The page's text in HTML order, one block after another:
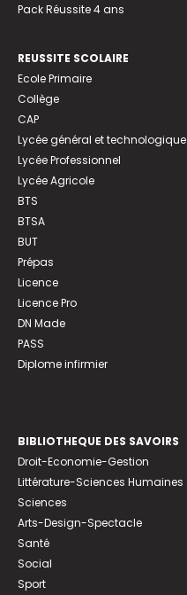
Pack Réussite 4 ans
REUSSITE SCOLAIRE
Ecole Primaire
Collège
CAP
Lycée général et technologique
Lycée Professionnel
Lycée Agricole
BTS
BTSA
BUT
Prépas
Licence
Licence Pro
DN Made
PASS
Diplome infirmier
BIBLIOTHEQUE DES SAVOIRS
Droit-Economie-Gestion
Littérature-Sciences Humaines
Sciences
Arts-Design-Spectacle
Santé
Social
Sport